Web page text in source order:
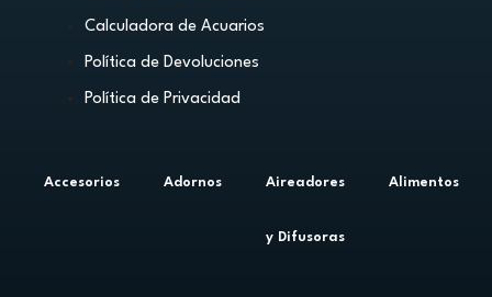
Calculadora de Acuarios
Política de Devoluciones
Política de Privacidad
Accesorios Adornos Aireadores
y Difusoras
Alimentos